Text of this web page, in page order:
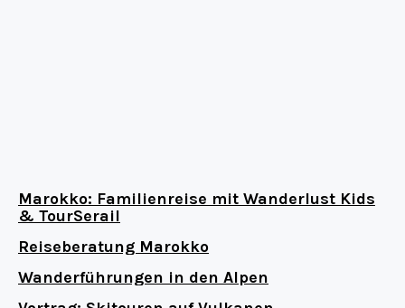
Marokko: Familienreise mit Wanderlust Kids
& TourSerail
Reiseberatung Marokko
Wanderführungen in den Alpen